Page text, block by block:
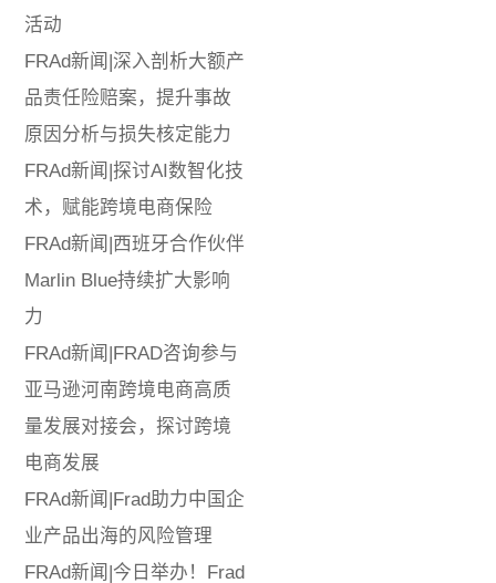
活动
FRAd新闻|深入剖析大额产
品责任险赔案，提升事故
原因分析与损失核定能力
FRAd新闻|探讨AI数智化技
术，赋能跨境电商保险
FRAd新闻|西班牙合作伙伴
Marlin Blue持续扩大影响
力
FRAd新闻|FRAD咨询参与
亚马逊河南跨境电商高质
量发展对接会，探讨跨境
电商发展
FRAd新闻|Frad助力中国企
业产品出海的风险管理
FRAd新闻|今日举办！Frad